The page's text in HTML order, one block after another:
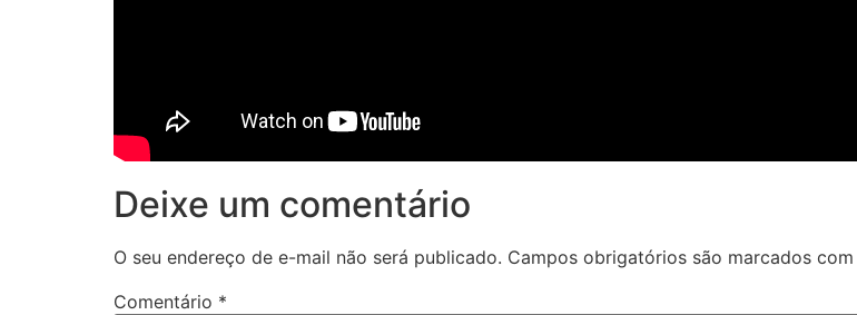
Deixe um comentário
O seu endereço de e-mail não será publicado. Campos obrigatórios são marcados com
Comentário *